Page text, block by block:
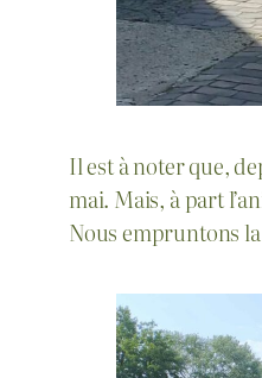
Il est à noter que,
mai. Mais, à part
Nous empruntons